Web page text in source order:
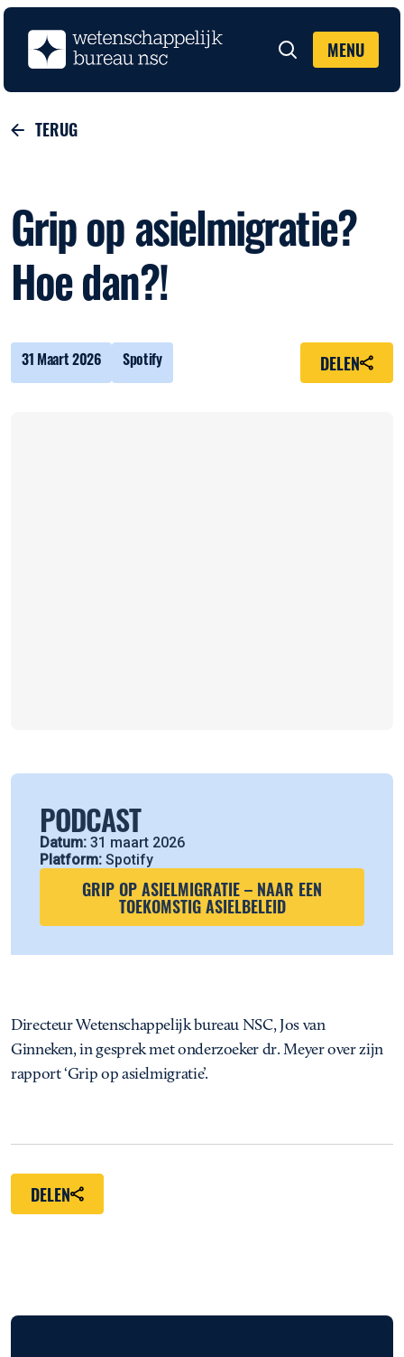
Zoeken MENU
TERUG
Grip op asielmigratie?
Hoe dan?!
31 Maart 2026 Spotify DELEN
PODCAST
Datum: 31 maart 2026
Platform: Spotify
GRIP OP ASIELMIGRATIE – NAAR EEN
TOEKOMSTIG ASIELBELEID
Directeur Wetenschappelijk bureau NSC, Jos van
Ginneken, in gesprek met onderzoeker dr. Meyer over zijn
rapport ‘Grip op asielmigratie’.
DELEN